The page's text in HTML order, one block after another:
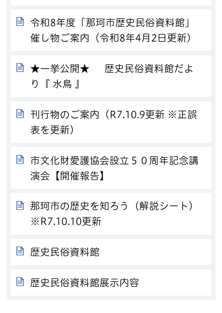
令和8年度「那珂市歴史民俗資料館」
催し物ご案内（令和8年4月2日更新）
★一挙公開★ 歴史民俗資料館だよ
り『 水鳥 』
刊行物のご案内（R7.10.9更新 ※正誤
表を更新）
市文化財愛護協会設立５０周年記念講
演会【開催報告】
那珂市の歴史を知ろう（解説シート）
※R7.10.10更新
歴史民俗資料館
歴史民俗資料館展示内容